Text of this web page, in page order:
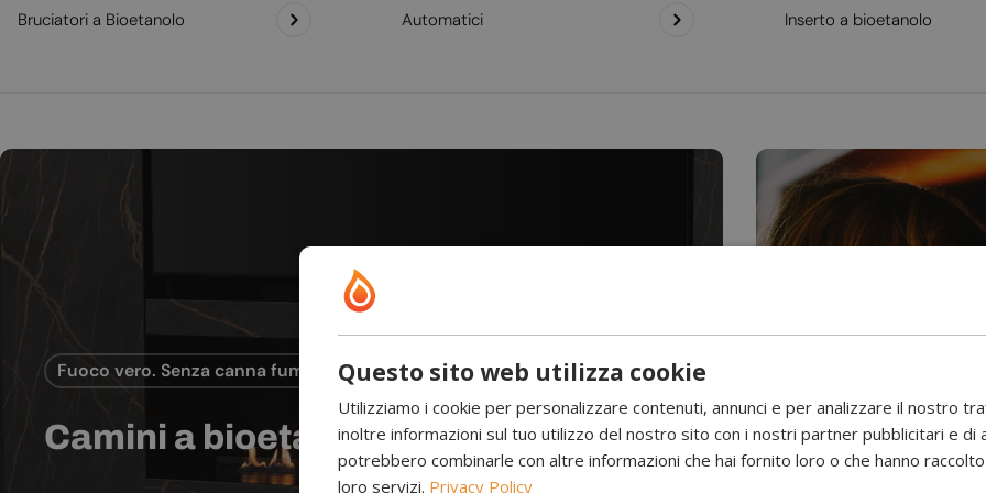
Bruciatori a Bioetanolo Automatici Inserto a bioetanolo
Fuoco vero. Senza canna fumaria.
Camini a bioetanolo Camini a
Questo sito web utilizza cookie
Utilizziamo i cookie per personalizzare contenuti, annunci e per analizzare il nostro
inoltre informazioni sul tuo utilizzo del nostro sito con i nostri partner pubblicitari e di
potrebbero combinarle con altre informazioni che hai fornito loro o che hanno
loro servizi. Privacy Policy